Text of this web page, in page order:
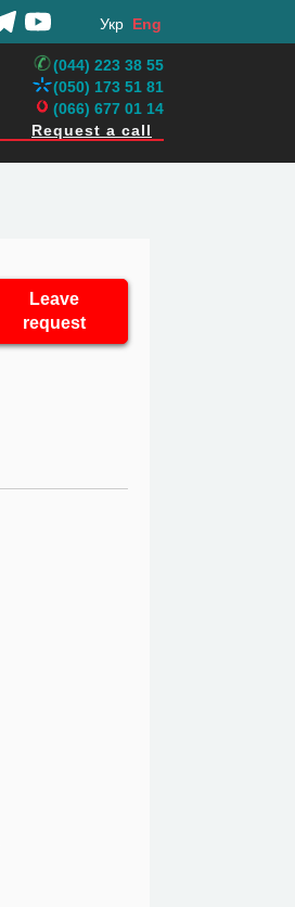
Укр Eng
(044) 223 38 55
(050) 173 51 81
(066) 677 01 14
Request a call
Leave
request